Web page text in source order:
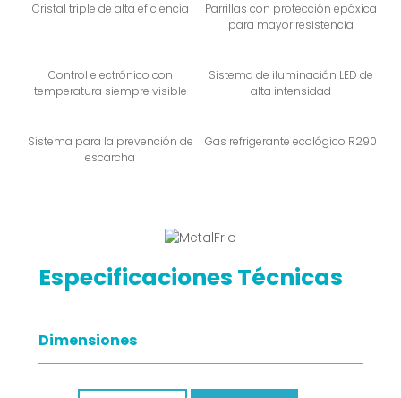
Cristal triple de alta eficiencia
Parrillas con protección epóxica
para mayor resistencia
Control electrónico con
temperatura siempre visible
Sistema de iluminación LED de
alta intensidad
Sistema para la prevención de
escarcha
Gas refrigerante ecológico R290
Especificaciones Técnicas
Dimensiones